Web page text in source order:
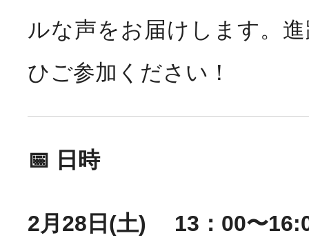
ルな声をお届けします。
ひご参加ください！
📅 日時
2月28日(土) 13：00〜